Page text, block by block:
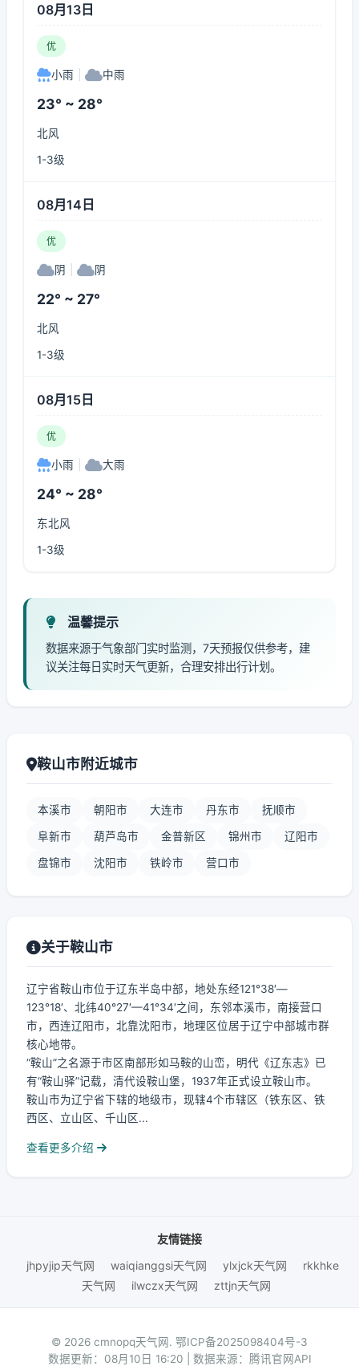
08月13日
优
小雨 中雨
23° ~ 28°
北风
1-3级
08月14日
优
阴 阴
22° ~ 27°
北风
1-3级
08月15日
优
小雨 大雨
24° ~ 28°
东北风
1-3级
温馨提示
数据来源于气象部门实时监测，7天预报仅供参考，建
议关注每日实时天气更新，合理安排出行计划。
鞍山市附近城市
本溪市 朝阳市 大连市 丹东市 抚顺市
阜新市 葫芦岛市 金普新区 锦州市 辽阳市
盘锦市 沈阳市 铁岭市 营口市
关于鞍山市
辽宁省鞍山市位于辽东半岛中部，地处东经121°38′—
123°18′、北纬40°27′—41°34′之间，东邻本溪市，南接营口
市，西连辽阳市，北靠沈阳市，地理区位居于辽宁中部城市群
核心地带。
“鞍山”之名源于市区南部形如马鞍的山峦，明代《辽东志》已
有“鞍山驿”记载，清代设鞍山堡，1937年正式设立鞍山市。
鞍山市为辽宁省下辖的地级市，现辖4个市辖区（铁东区、铁
西区、立山区、千山区...
查看更多介绍
友情链接
jhpyjip天气网
waiqianggsi天气网 ylxjck天气网
rkkhke
天气网
ilwczx天气网 zttjn天气网
© 2026 cmnopq天气网. 鄂ICP备2025098404号-3
数据更新：08月10日 16:20 | 数据来源：腾讯官网API